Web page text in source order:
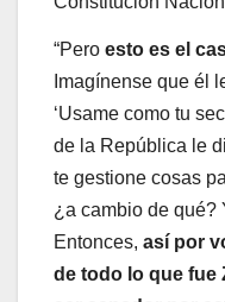
“Pero esto es el
Imagínense que él
‘Usame como tu
de la República le
te gestione cosas
¿a cambio de
Entonces, así por
de todo lo que fue